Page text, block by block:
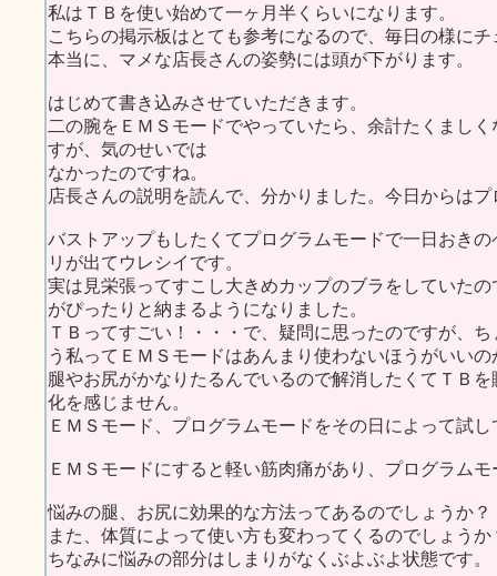
私はＴＢを使い始めて一ヶ月半くらいになります。
こちらの掲示板はとても参考になるので、毎日の様に
本当に、マメな店長さんの姿勢には頭が下がります。
はじめて書き込みさせていただきます。
二の腕をＥＭＳモードでやっていたら、余計たくまし
すが、気のせいでは
なかったのですね。
店長さんの説明を読んで、分かりました。今日からは
バストアップもしたくてプログラムモードで一日おき
リが出てウレシイです。
実は見栄張ってすこし大きめカップのブラをしていた
がぴったりと納まるようになりました。
ＴＢってすごい！・・・で、疑問に思ったのですが、
う私ってＥＭＳモードはあんまり使わないほうがいいの
腿やお尻がかなりたるんでいるので解消したくてＴＢ
化を感じません。
ＥＭＳモード、プログラムモードをその日によって試
ＥＭＳモードにすると軽い筋肉痛があり、プログラム
悩みの腿、お尻に効果的な方法ってあるのでしょうか？
また、体質によって使い方も変わってくるのでしょうか
ちなみに悩みの部分はしまりがなくぶよぶよ状態です。